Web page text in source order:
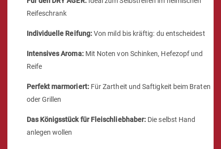
Reifeschrank
Individuelle Reifung:Von mild bis kräftig: du entscheidest
Intensives Aroma: Mit Noten von Schinken, Hefezopf und
Reife
Perfekt marmoriert:Für Zartheit und Saftigkeit beim Braten
oder Grillen
Das Königsstück für Fleischliebhaber: Die selbst Hand
anlegen wollen